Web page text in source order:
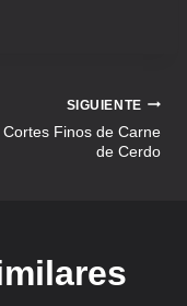
SIGUIENTE
Cortes Finos de Carne
de Cerdo